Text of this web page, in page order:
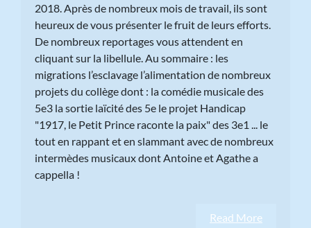
2018. Après de nombreux mois de travail, ils sont
heureux de vous présenter le fruit de leurs efforts.
De nombreux reportages vous attendent en
cliquant sur la libellule. Au sommaire : les
migrations l’esclavage l’alimentation de nombreux
projets du collège dont : la comédie musicale des
5e3 la sortie laïcité des 5e le projet Handicap
"1917, le Petit Prince raconte la paix" des 3e1 ... le
tout en rappant et en slammant avec de nombreux
intermèdes musicaux dont Antoine et Agathe a
cappella !
Read More